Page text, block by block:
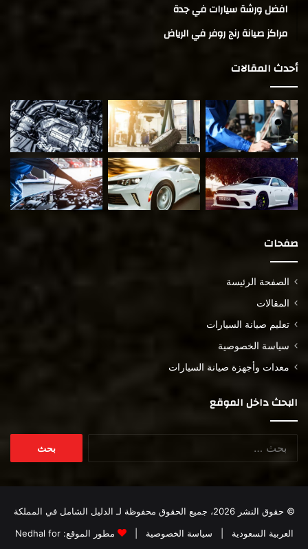
افضل ورشة سيارات في جدة
مراكز صيانة رنج روفر في الرياض
أحدث المقالات
صفحات
الصفحة الرئيسة
المقالات
تعليم صيانة السيارات
سياسة الخصوصية
معدات وأجهزة صيانة السيارات
البحث داخل الموقع
© حقوق النشر 2026، جميع الحقوق محفوظة لـ
الدليل الشامل في المملكة
العربية السعودية
سياسة الخصوصية | مطور الموقع:Nedhal for